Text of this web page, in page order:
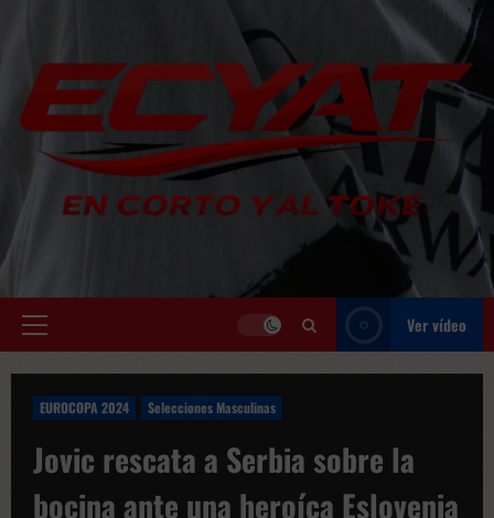
contenido
Menú
Ver vídeo
EUROCOPA 2024 Selecciones Masculinas
Jovic rescata a Serbia sobre la
bocina ante una heroíca Eslovenia